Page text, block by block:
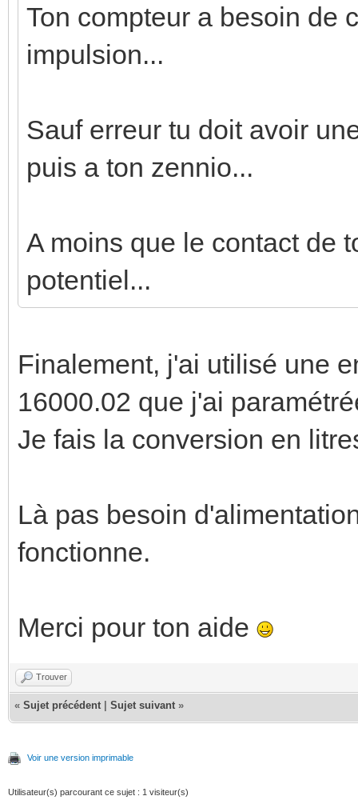
Ton compteur a besoin de
impulsion...
Sauf erreur tu doit avoir
puis a ton zennio...
A moins que le contact de
potentiel...
Finalement, j'ai utilisé une
16000.02 que j'ai
Je fais la conversion en
Là pas besoin
fonctionne.
Merci pour ton aide
Trouver
« Sujet précédent Sujet suivant »
Voir une version imprimable
Utilisateur(s) parcourant ce sujet : 1 visiteur(s)